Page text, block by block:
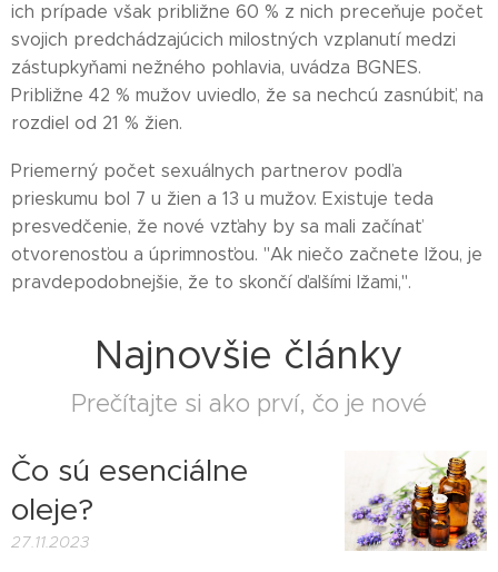
ich prípade však približne 60 % z nich preceňuje počet
svojich predchádzajúcich milostných vzplanutí medzi
zástupkyňami nežného pohlavia, uvádza BGNES.
Približne 42 % mužov uviedlo, že sa nechcú zasnúbiť, na
rozdiel od 21 % žien.
Priemerný počet sexuálnych partnerov podľa
prieskumu bol 7 u žien a 13 u mužov. Existuje teda
presvedčenie, že nové vzťahy by sa mali začínať
otvorenosťou a úprimnosťou. "Ak niečo začnete lžou, je
pravdepodobnejšie, že to skončí ďalšími lžami,".
Najnovšie články
Prečítajte si ako prví, čo je nové
Čo sú esenciálne
oleje?
27.11.2023